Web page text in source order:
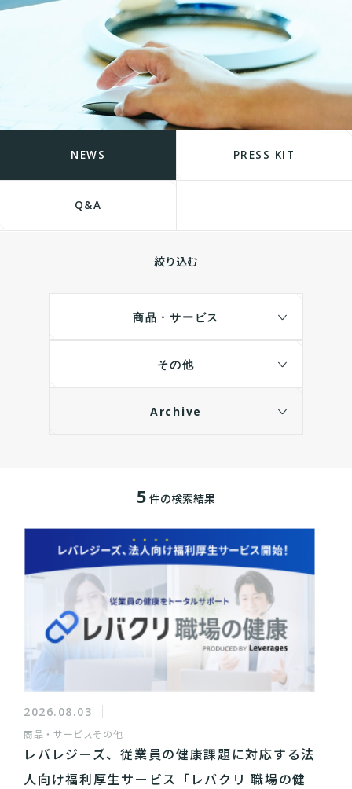
NEWS PRESS KIT
Q&A
絞り込む
商品・サービス
その他
Archive
5 件の検索結果
2026.08.03
商品・サービスその他
レバレジーズ、従業員の健康課題に対応する法
人向け福利厚生サービス「レバクリ 職場の健